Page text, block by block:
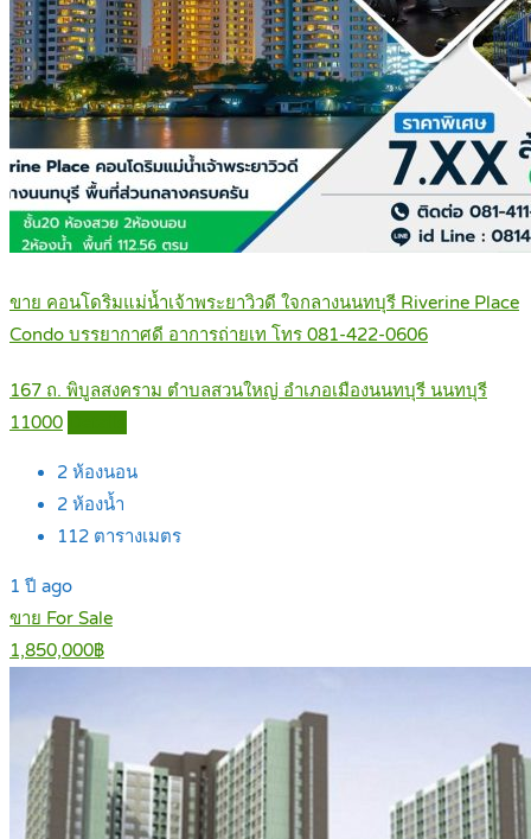
ขาย คอนโดริมแม่น้ำเจ้าพระยาวิวดี ใจกลางนนทบุรี Riverine Place
Condo บรรยากาศดี อาการถ่ายเท โทร 081-422-0606
167 ถ. พิบูลสงคราม ตำบลสวนใหญ่ อำเภอเมืองนนทบุรี นนทบุรี
11000
2 ห้องนอน
2 ห้องน้ำ
112 ตารางเมตร
1 ปี ago
ขาย For Sale
1,850,000฿